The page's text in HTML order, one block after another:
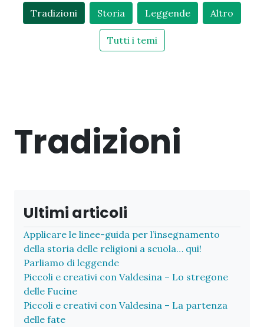
Tradizioni Storia Leggende Altro
Tutti i temi
Tradizioni
Ultimi articoli
Applicare le linee-guida per l’insegnamento
della storia delle religioni a scuola… qui!
Parliamo di leggende
Piccoli e creativi con Valdesina – Lo stregone
delle Fucine
Piccoli e creativi con Valdesina – La partenza
delle fate